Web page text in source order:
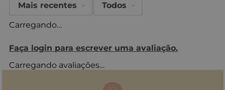
Carregando…
Faça login para escrever uma avaliação.
Mais recentes Todos
Carregando avaliações…